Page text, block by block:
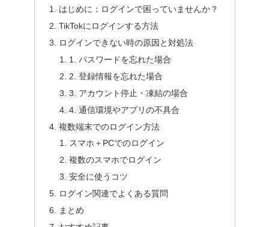
はじめに：ログインで困っていませんか？
TikTokにログインする方法
ログインできない時の原因と対処法
1. パスワードを忘れた場合
2. 登録情報を忘れた場合
3. アカウント停止・凍結の場合
4. 通信環境やアプリの不具合
複数端末でのログイン方法
スマホ＋PCでのログイン
複数のスマホでログイン
安全に使うコツ
ログイン関連でよくある質問
まとめ